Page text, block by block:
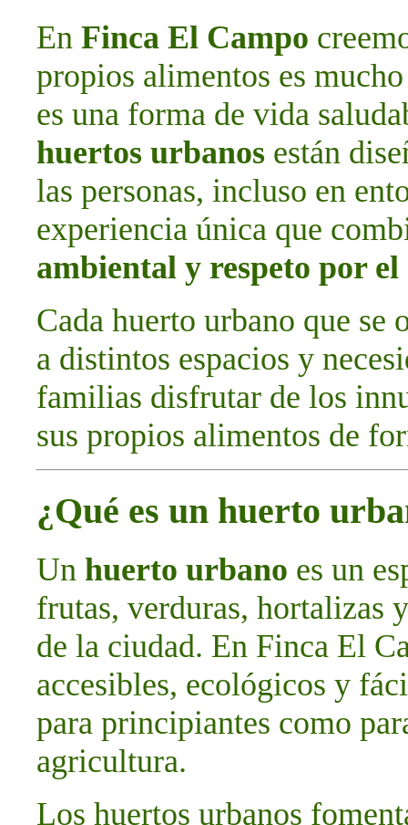
En Finca El Campo
propios alimentos es
es una forma de vida
huertos urbanos están
las personas, incluso en
experiencia única que
ambiental y respeto por
Cada huerto urbano que se
a distintos espacios y
familias disfrutar de los
sus propios alimentos de
¿Qué es un huerto
Un huerto urbano es un
frutas, verduras, hortalizas
de la ciudad. En Finca El
accesibles, ecológicos y
para principiantes como
agricultura.
Los huertos urbanos